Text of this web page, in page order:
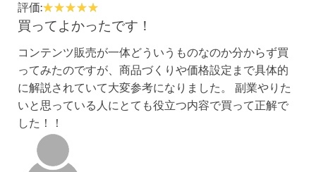
評価:
買ってよかったです！
コンテンツ販売が一体どういうものなのか分からず買
ってみたのですが、商品づくりや価格設定まで具体的
に解説されていて大変参考になりました。 副業やりた
いと思っている人にとても役立つ内容で買って正解で
した！！